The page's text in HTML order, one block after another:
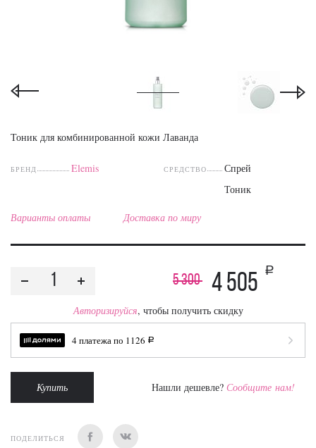
Тоник для комбинированной кожи Лаванда
БРЕНД Elemis СРЕДСТВО
Спрей
Тоник
Варианты оплаты Доставка по миру
5 300 4 505
a
Авторизируйся, чтобы получить скидку
4 платежа по 1126 a
Купить Нашли дешевле? Сообщите нам!
ПОДЕЛИТЬСЯ